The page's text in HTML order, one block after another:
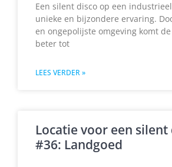
Een silent disco op een
unieke en bijzondere ervaring.
en ongepolijste omgeving komt
beter tot
LEES VERDER »
Locatie voor een silent
#36: Landgoed